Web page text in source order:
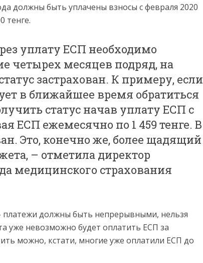
должны быть уплачены взносы с февраля 2020
тенге.
уплату ЕСП необходимо
четырех месяцев подряд, на
застрахован. К примеру, если
в ближайшее время обратиться
статус начав уплату ЕСП с
ЕСП ежемесячно по 1 459 тенге. В
Это, конечно же, более щадящий
– отметила директор
медицинского страхования
платежи должны быть непрерывными, нельзя
уже невозможно будет оплатить ЕСП за
можно, кстати, многие уже оплатили ЕСП до